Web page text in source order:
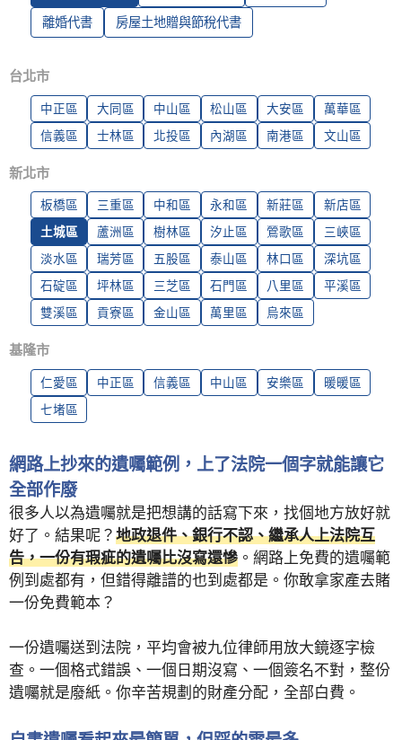
離婚代書 房屋土地贈與節稅代書
台北市
中正區 大同區 中山區 松山區 大安區
萬華區
信義區
士林區 北投區 內湖區 南港區 文山區
新北市
板橋區 三重區 中和區 永和區 新莊區
新店區
土城區
蘆洲區 樹林區 汐止區 鶯歌區
三峽區
淡水區
瑞芳區 五股區 泰山區 林口區
深坑區
石碇區
坪林區 三芝區 石門區 八里區
平溪區
雙溪區
貢寮區 金山區 萬里區 烏來區
基隆市
仁愛區 中正區 信義區 中山區 安樂區
暖暖區
七堵區
網路上抄來的遺囑範例，上了法院一個字就能讓它
全部作廢
很多人以為遺囑就是把想講的話寫下來，找個地方放好就
好了。結果呢？ 地政退件、銀行不認、繼承人上法院互
告，一份有瑕疵的遺囑比沒寫還慘 。網路上免費的遺囑範
例到處都有，但錯得離譜的也到處都是。你敢拿家產去賭
一份免費範本？
一份遺囑送到法院，平均會被九位律師用放大鏡逐字檢
查。一個格式錯誤、一個日期沒寫、一個簽名不對，整份
遺囑就是廢紙。你辛苦規劃的財產分配，全部白費。